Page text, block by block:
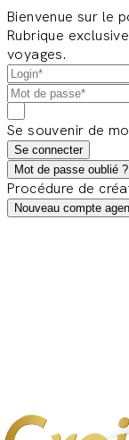
Bienvenue sur le
Rubrique
voyages.
Se souvenir de
Se connecter
Mot de passe oublié ?
Procédure de
Nouveau compte